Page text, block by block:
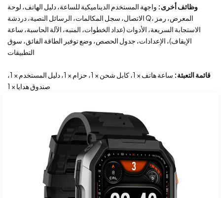
وظائف أخرى: واجهة المستخدم الديناميكية للساعة، دليل الهاتف، لوحة
الاتصال، سجل المكالمات، الرسائل النصية، دردشة Q، المعرض، رمز
الاستجابة السريعة، الأدوات (عداد الخطوات، المنبه، الآلة الحاسبة، ساعة
الإيقاف)، الإعدادات، جدول الحصص، وضع توفير الطاقة الفائق، سوق
التطبيقات
قائمة التعبئة:
ساعة هاتف × 1، كابل شحن × 1، حزام × 1، دليل المستخدم × 1،
صندوق هدايا × 1